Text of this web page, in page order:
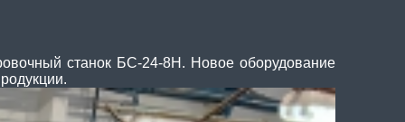
станок БС-24-8Н. Новое оборудование